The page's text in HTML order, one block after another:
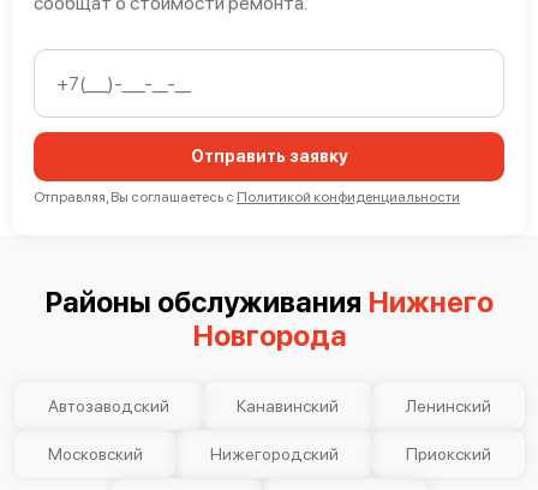
Mimaki UCJV300-130
Mimaki CJV150-75
Отправить заявку
Отправляя, Вы соглашаетесь с Политикой конфиденциальности
Районы обслуживания Нижнего
Новгорода
Автозаводский Канавинский Ленинский
Московский Нижегородский Приокский